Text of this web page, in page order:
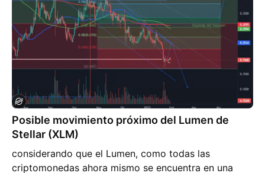
Posible movimiento próximo del Lumen de
Stellar (XLM)
considerando que el Lumen, como todas las
criptomonedas ahora mismo se encuentra en una